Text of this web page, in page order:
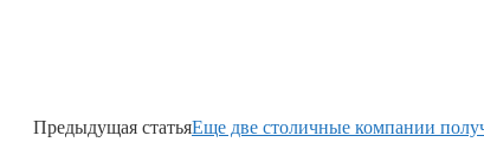
Предыдущая статьяЕще две столичные компании